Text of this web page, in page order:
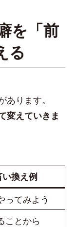
を「前
る
ります。
変えていきま
い換え例
ってみよう
ことから